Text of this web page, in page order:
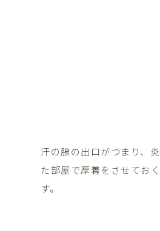
汗の腺の出口がつまり、
た部屋で厚着をさせてお
す。